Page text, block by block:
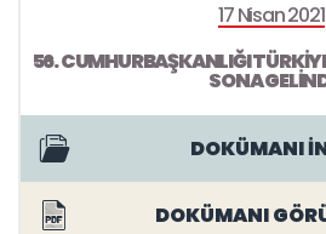
17 Nisan 2021
56. CUMHURBAŞKANLIĞI
SONA
DOKÜMANI
DOKÜMANI